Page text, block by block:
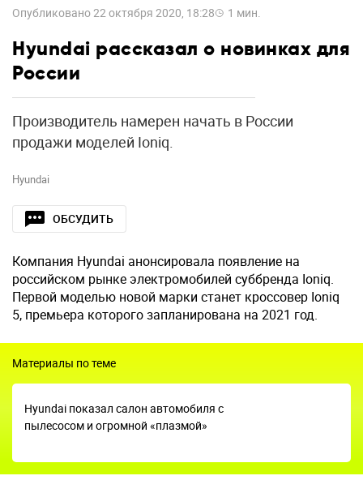
Опубликовано22 октября 2020, 18:28 1 мин.
Hyundai рассказал о новинках для
России
Производитель намерен начать в России
продажи моделей Ioniq.
Hyundai
ОБСУДИТЬ
Компания Hyundai анонсировала появление на
российском рынке электромобилей суббренда Ioniq.
Первой моделью новой марки станет кроссовер Ioniq
5, премьера которого запланирована на 2021 год.
Материалы по теме
Hyundai показал салон автомобиля с
пылесосом и огромной «плазмой»